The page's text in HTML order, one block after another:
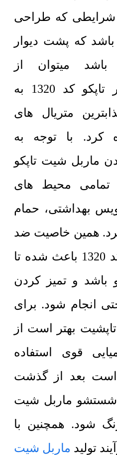
شرایطی که طراحی
که پشت دیوار
میتوان از
دیوارپوش نور گذر تاپکو کد 1320 به
متریال های
کرد. با توجه به
ماربل شیت تاپکو
تمامی محیط های
بهداشتی، حمام
همین خاصیت ضد
آب بودن تاپشیت کد 1320 باعث شده تا
باشد و تمیز کردن
انجام شود. برای
بهتر است از
قوی استفاده
است بعد از گذشت
شستشو ماربل شیت
شود. همچنین با
تولید ماربل شیت